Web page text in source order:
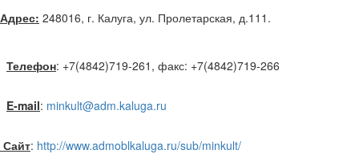
Адрес: 248016, г. Калуга, ул. Пролетарская, д.111.
Телефон: +7(4842)719-261, факс: +7(4842)719-266
E-mail: minkult@adm.kaluga.ru
Сайт: http://www.admoblkaluga.ru/sub/minkult/